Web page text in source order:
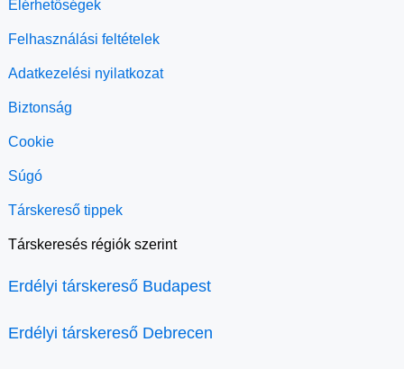
Elérhetőségek
Felhasználási feltételek
Adatkezelési nyilatkozat
Biztonság
Cookie
Súgó
Társkereső tippek
Társkeresés régiók szerint
Erdélyi társkereső Budapest
Erdélyi társkereső Debrecen